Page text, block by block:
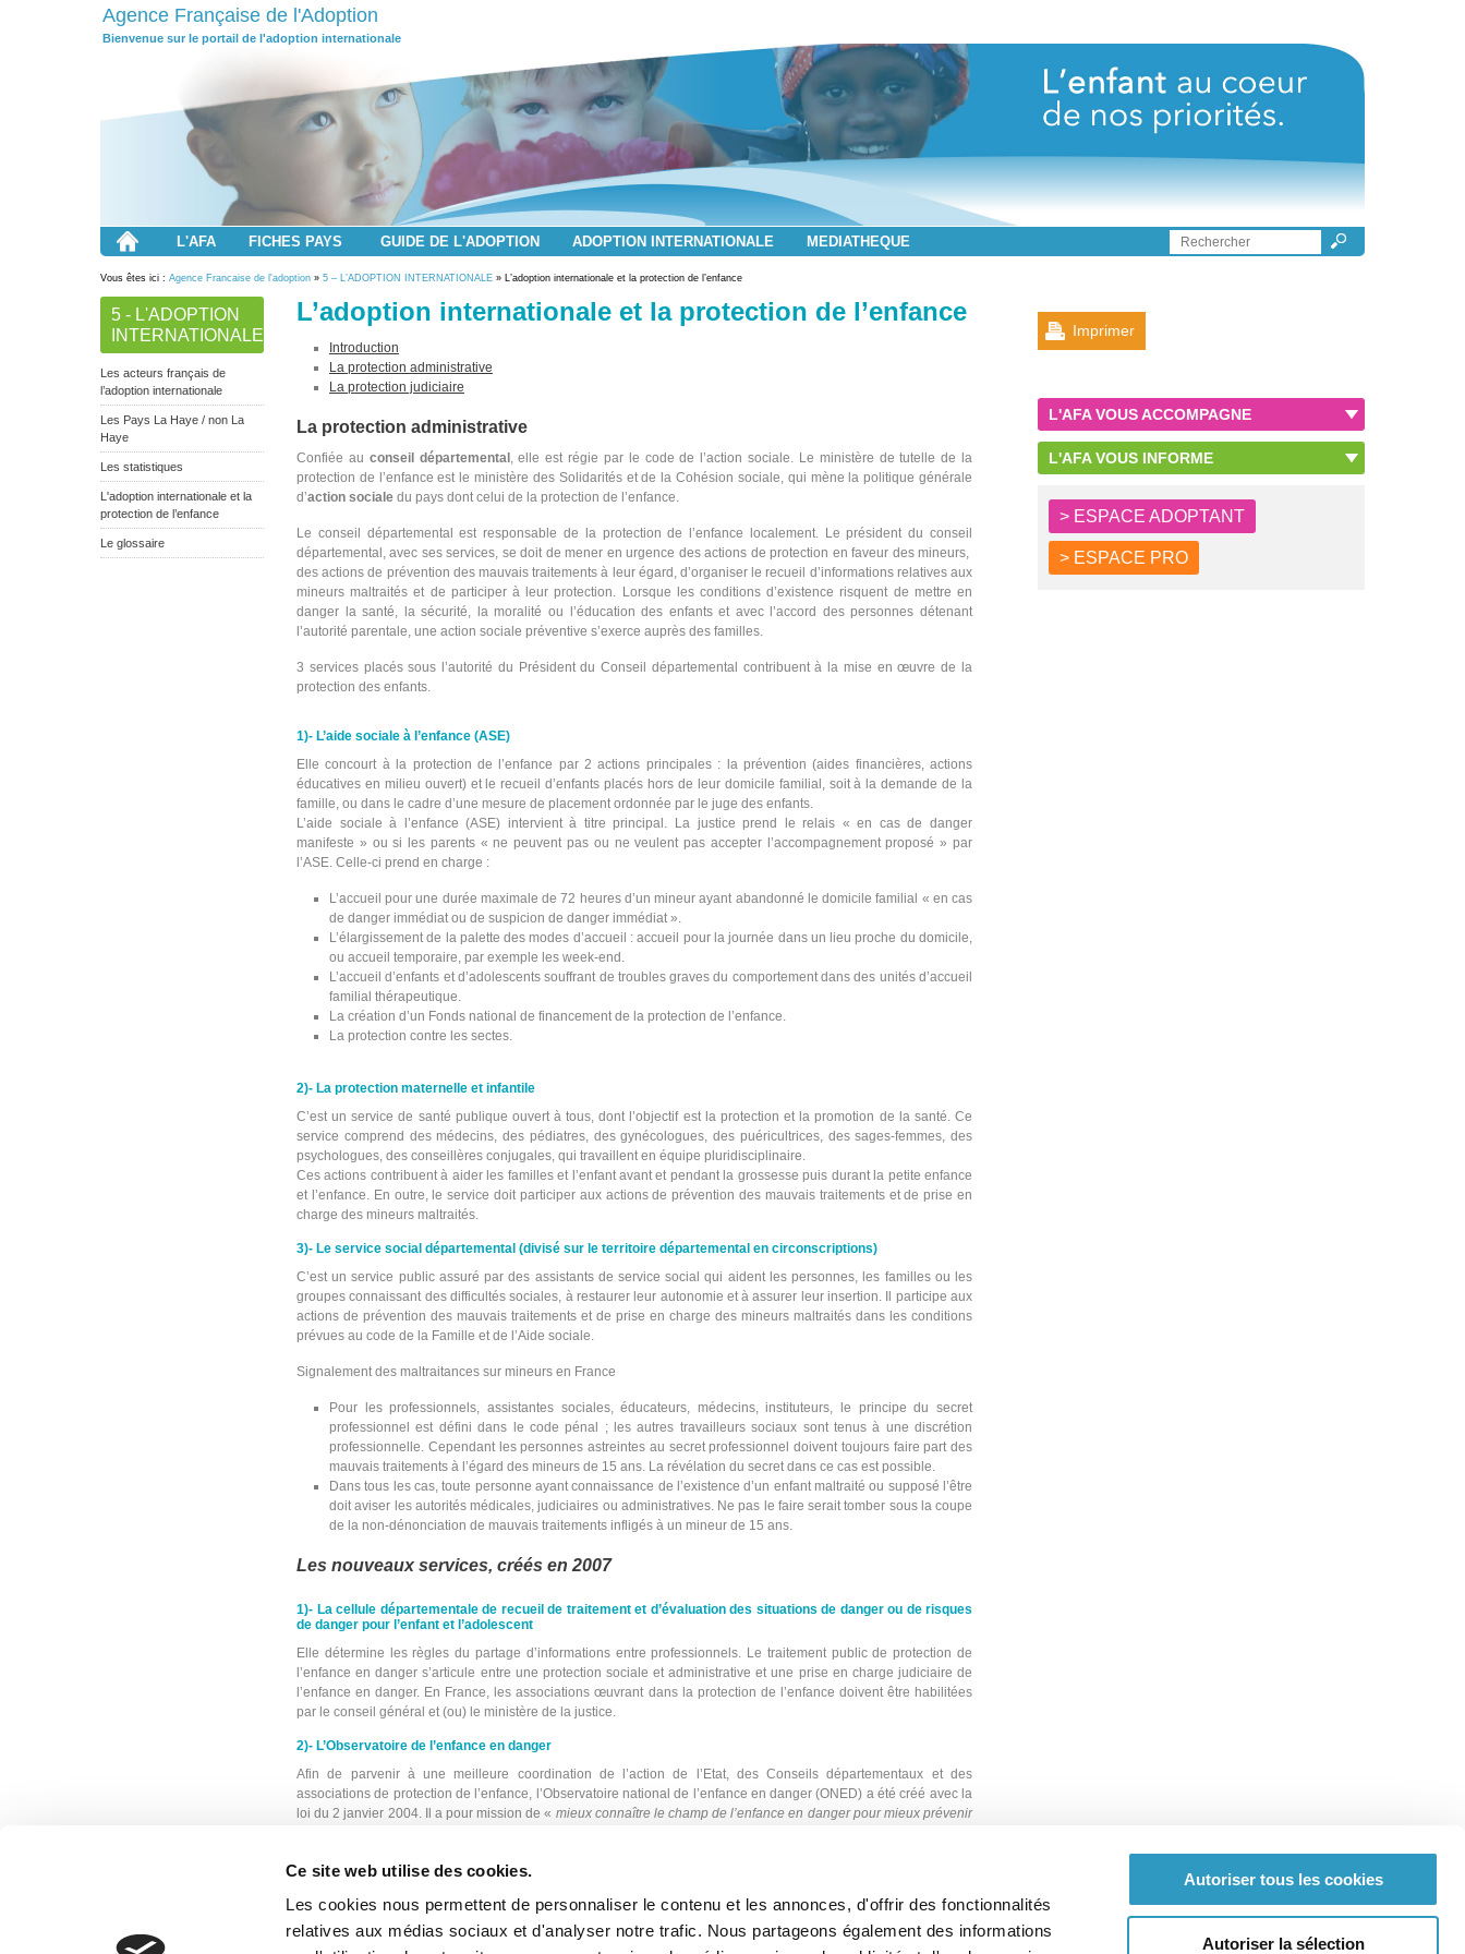
Ce site web utilise des cookies.
Les cookies nous permettent de personnaliser le contenu et les annonces, d'offrir des fonctionnalités
relatives aux médias sociaux et d'analyser notre trafic. Nous partageons également des informations
Autoriser tous les cookies
Autoriser la sélection
Agence Française de l'Adoption
Bienvenue sur le portail de l'adoption internationale
L'AFA FICHES PAYS GUIDE DE L'ADOPTION ADOPTION INTERNATIONALE MEDIATHEQUE
Vous êtes ici : Agence Francaise de l'adoption » 5 – L’ADOPTION INTERNATIONALE » L’adoption internationale et la protection de l’enfance
5 - L'ADOPTION
INTERNATIONALE
Les acteurs français de
l’adoption internationale
Les Pays La Haye / non La
Haye
Les statistiques
L'adoption internationale et la
protection de l’enfance
Le glossaire
L’adoption internationale et la protection de l’enfance
Introduction
La protection administrative
La protection judiciaire
La protection administrative
Confiée au conseil départemental , elle est régie par le code de l’action sociale. Le ministère de tutelle de la
protection de l’enfance est le ministère des Solidarités et de la Cohésion sociale, qui mène la politique générale
d’action sociale du pays dont celui de la protection de l’enfance.
Le conseil départemental est responsable de la protection de l’enfance localement. Le président du conseil
départemental, avec ses services, se doit de mener en urgence des actions de protection en faveur des mineurs,
des actions de prévention des mauvais traitements à leur égard, d’organiser le recueil d’informations relatives aux
mineurs maltraités et de participer à leur protection. Lorsque les conditions d’existence risquent de mettre en
danger la santé, la sécurité, la moralité ou l’éducation des enfants et avec l’accord des personnes détenant
l’autorité parentale, une action sociale préventive s’exerce auprès des familles.
3 servicesplacés sous l’autorité du Président du Conseil départemental contribuent à la mise en œuvre de la
protection des enfants.
1)- L’aide sociale à l’enfance (ASE)
Elle concourt à la protection de l’enfance par 2 actions principales : la prévention (aides financières, actions
éducatives en milieu ouvert) et le recueil d’enfants placés hors de leur domicile familial, soit à la demande de la
famille, ou dans le cadre d’une mesure de placement ordonnée par le juge des enfants.
L’aide sociale à l’enfance (ASE) intervient à titre principal. La justice prend le relais « en cas de danger
manifeste » ou si les parents « ne peuvent pas ou ne veulent pas accepter l’accompagnement proposé » par
l’ASE. Celle-ci prend en charge :
L’accueil pour une durée maximale de 72 heures d’un mineur ayant abandonné le domicile familial « en cas
de danger immédiat ou de suspicion de danger immédiat ».
L’élargissement de la palette des modes d’accueil : accueil pour la journée dans un lieu proche du domicile,
ou accueil temporaire, par exemple les week-end.
L’accueil d’enfants et d’adolescents souffrant de troubles graves du comportement dans des unités d’accueil
familial thérapeutique.
La création d’un Fonds national de financement de la protection de l’enfance.
La protection contre les sectes.
2)- La protection maternelle et infantile
C’est un service de santé publique ouvert à tous, dont l’objectif est la protection et la promotion de la santé. Ce
service comprend des médecins, des pédiatres, des gynécologues, des puéricultrices, des sages-femmes, des
psychologues, des conseillères conjugales, qui travaillent en équipe pluridisciplinaire.
Ces actions contribuent à aider les familles et l’enfant avant et pendant la grossesse puis durant la petite enfance
et l’enfance. En outre, le service doit participer aux actions de prévention des mauvais traitements et de prise en
charge des mineurs maltraités.
3)- Le service social départemental (divisé sur le territoire départemental en circonscriptions)
C’est un service public assuré par des assistants de service social qui aident les personnes, les familles ou les
groupes connaissant des difficultés sociales, à restaurer leur autonomie et à assurer leur insertion. Il participe aux
actions de prévention des mauvais traitements et de prise en charge des mineurs maltraités dans les conditions
prévues au code de la Famille et de l’Aide sociale.
Signalement des maltraitances sur mineurs en France
Pour les professionnels, assistantes sociales, éducateurs, médecins, instituteurs, le principe du secret
professionnel est défini dans le code pénal ; les autres travailleurs sociaux sont tenus à une discrétion
professionnelle. Cependant les personnes astreintes au secret professionnel doivent toujours faire part des
mauvais traitements à l’égard des mineurs de 15 ans. La révélation du secret dans ce cas est possible.
Dans tous les cas, toute personne ayant connaissance de l’existence d’un enfant maltraité ou supposé l’être
doit aviser les autorités médicales, judiciaires ou administratives. Ne pas le faire serait tomber sous la coupe
de la non-dénonciation de mauvais traitements infligés à un mineur de 15 ans.
Les nouveaux services, créés en 2007
1)- La cellule départementale de recueil de traitement et d’évaluation des situations de danger ou de risques
de danger pour l’enfant et l’adolescent
Elle détermine les règles du partage d’informations entre professionnels. Le traitement public de protection de
l’enfance en danger s’articule entre une protection sociale et administrative et une prise en charge judiciaire de
l’enfance en danger. En France, les associations œuvrant dans la protection de l’enfance doivent être habilitées
par le conseil général et (ou) le ministère de la justice.
2)- L’Observatoire de l’enfance en danger
Afin de parvenir à une meilleure coordination de l’action de l’Etat, des Conseils départementaux et des
associations de protection de l’enfance, l’Observatoire national de l’enfance en danger (ONED) a été créé avec la
loi du 2 janvier 2004. Il a pour mission de « mieux connaître le champ de l’enfance en danger pour mieux prévenir
L’ONED a unrôle d’appuides politiques de protection de l’enfance, telles qu’elles sont définies par l’Etat et
L’activité de l’ONED peut s’inscrire dans lescollaborations régulières avec l’ensemble des acteursdu champ
de la protection de l’enfance, en France et à l’étranger, les autres contribuant à la mise en place et la mise à
jour du Centre de Ressources Numérisées.
Imprimer
L'AFA VOUS ACCOMPAGNE
L'AFA VOUS INFORME
> ESPACE ADOPTANT
> ESPACE PRO